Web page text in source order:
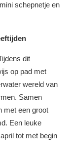
schepnetje en
dit
op pad met
wereld van
Samen
met een groot
Een leuke
tot met begin